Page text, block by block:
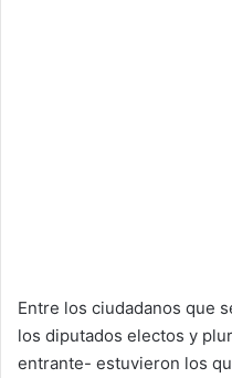
Entre los ciudadanos que
los diputados electos y
entrante- estuvieron los